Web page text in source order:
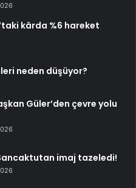
kârda %6 hareket
neden düşüyor?
Güler’den çevre yolu
imaj tazeledi!